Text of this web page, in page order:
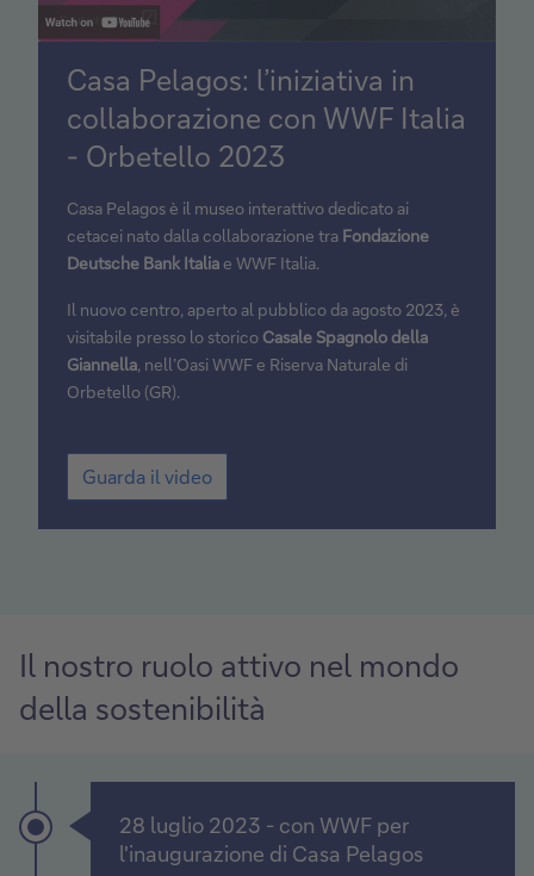
Casa Pelagos: l’iniziativa in
collaborazione con WWF Italia
- Orbetello 2023
Casa Pelagos è il museo interattivo dedicato ai
cetacei nato dalla collaborazione tra Fondazione
Deutsche Bank Italia e WWF Italia.
Il nuovo centro, aperto al pubblico da agosto 2023, è
visitabile presso lo storico Casale Spagnolo della
Giannella, nell’Oasi WWF e Riserva Naturale di
Orbetello (GR).
Guarda il video
Il nostro ruolo attivo nel mondo
della sostenibilità
Timeline
Item
1
28 luglio 2023 - con WWF per
l'inaugurazione di Casa Pelagos